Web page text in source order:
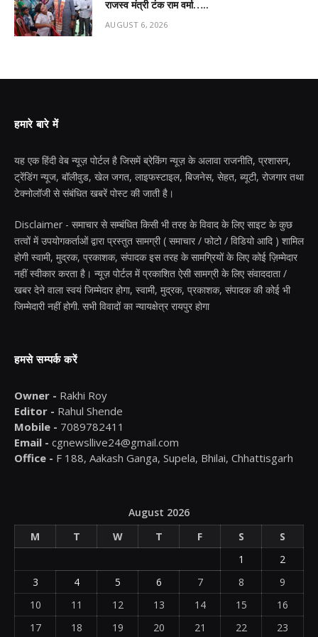
राजस्व मंत्री टंक राम वर्मा…..
AUGUST 6, 2026
हमारे बारे में
यह एक हिंदी वेब न्यूज़ पोर्टल है जिसमें ब्रेकिंग न्यूज़ के अलावा राजनीति, प्रशासन,
ट्रेंडिंग न्यूज, बॉलीवुड, खेल जगत, लाइफस्टाइल, बिजनेस, सेहत, ब्यूटी, रोजगार तथा
टेक्नोलॉजी से संबंधित खबरें पोस्ट की जाती है।
Disclaimer - समाचार से सम्बंधित किसी भी तरह के विवाद के लिए साइट के कुछ
तत्वों में उपयोगकर्ताओं द्वारा प्रस्तुत सामग्री ( समाचार / फोटो / विडियो आदि ) शामिल
होगी स्वामी, मुद्रक, प्रकाशक, संपादक इस तरह के सामग्रियों के लिए कोई ज़िम्मेदार
नहीं स्वीकार करता है। न्यूज़ पोर्टल में प्रकाशित ऐसी सामग्री के लिए संवाददाता /
खबर देने वाला स्वयं जिम्मेदार होगा, स्वामी, मुद्रक, प्रकाशक, संपादक की कोई भी
जिम्मेदारी नहीं होगी. सभी विवादों का न्यायक्षेत्र रायपुर होगा
हमसे सम्पर्क करें
Owner - Rakhi Roy
Editor - Rahul Shende
Mobile - 7089782411
Email - cgnewsllive24@gmail.com
Office - F 188, Aakash Ganga, Supela, Bhilai, Chhattisgarh
August 2026
M
T W T F S
S
1
2
3
4 5 6 7 8
9
10
11 12 13 14 15
16
17
18 19 20 21 22 23